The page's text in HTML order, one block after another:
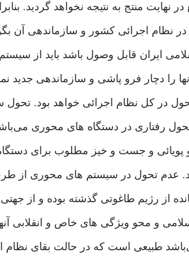
نهايت منتج به نتيجه نخواهد گرديد.
نظام اجرائی‌ كشور و سازماندهی‌ آن
ايران قابل وصول باشد بايد از
آنها را دچار فرو پاشی و سازماندهی‌ جديد
در كل نظام اجرائی‌ خواهد بود.
رفتار‌ی در دستگاه ها‌ی محور‌ی
پويائی‌ و جست و خيز مطلوب برای‌
عدم تحول در سيستم ها‌ی محوری‌ از
از رژيم طاغوتی‌ گذشته بوده و از
و محو ويژگی‌ های‌ خاص و انقلابی‌
طبيعی‌ است كه در حالت بقای‌ نظام